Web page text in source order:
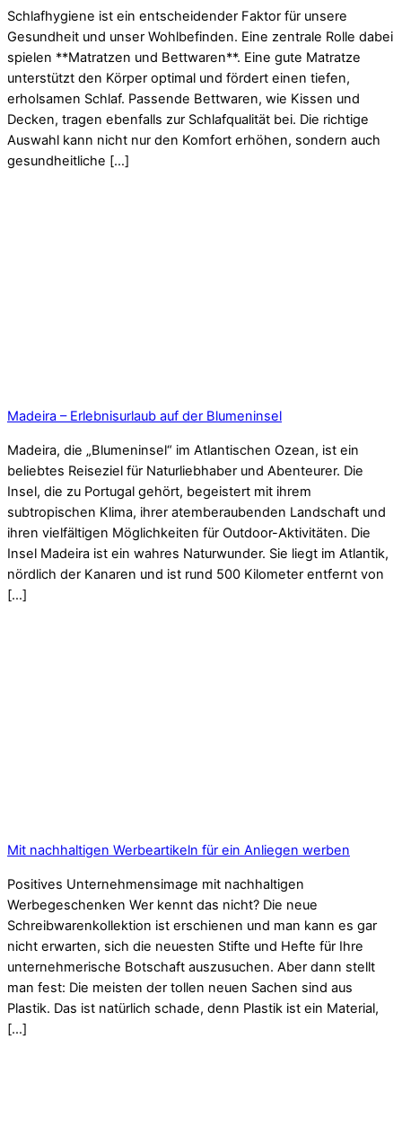
Schlafhygiene ist ein entscheidender Faktor für unsere
Gesundheit und unser Wohlbefinden. Eine zentrale Rolle dabei
spielen **Matratzen und Bettwaren**. Eine gute Matratze
unterstützt den Körper optimal und fördert einen tiefen,
erholsamen Schlaf. Passende Bettwaren, wie Kissen und
Decken, tragen ebenfalls zur Schlafqualität bei. Die richtige
Auswahl kann nicht nur den Komfort erhöhen, sondern auch
gesundheitliche […]
Madeira – Erlebnisurlaub auf der Blumeninsel
Madeira, die „Blumeninsel“ im Atlantischen Ozean, ist ein
beliebtes Reiseziel für Naturliebhaber und Abenteurer. Die
Insel, die zu Portugal gehört, begeistert mit ihrem
subtropischen Klima, ihrer atemberaubenden Landschaft und
ihren vielfältigen Möglichkeiten für Outdoor-Aktivitäten. Die
Insel Madeira ist ein wahres Naturwunder. Sie liegt im Atlantik,
nördlich der Kanaren und ist rund 500 Kilometer entfernt von
[…]
Mit nachhaltigen Werbeartikeln für ein Anliegen werben
Positives Unternehmensimage mit nachhaltigen
Werbegeschenken Wer kennt das nicht? Die neue
Schreibwarenkollektion ist erschienen und man kann es gar
nicht erwarten, sich die neuesten Stifte und Hefte für Ihre
unternehmerische Botschaft auszusuchen. Aber dann stellt
man fest: Die meisten der tollen neuen Sachen sind aus
Plastik. Das ist natürlich schade, denn Plastik ist ein Material,
[…]